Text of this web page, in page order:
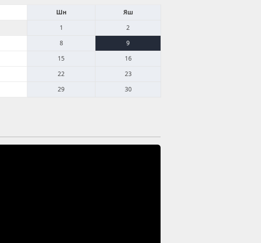
Шн
Яш
1
2
8
9
15
16
22
23
29
30